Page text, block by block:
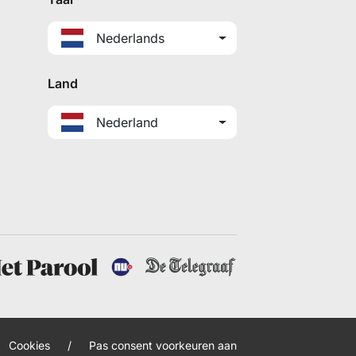
Nederlands
Land
Nederland
Cookies / Pas consent voorkeuren aan